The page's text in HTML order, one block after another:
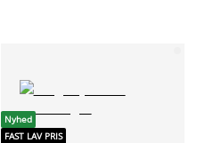
Nyhed
FAST LAV PRIS